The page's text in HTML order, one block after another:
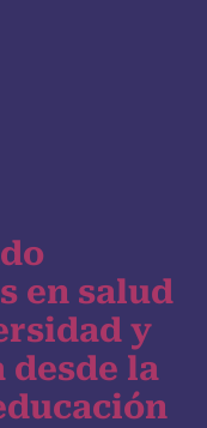
en salud
y
la